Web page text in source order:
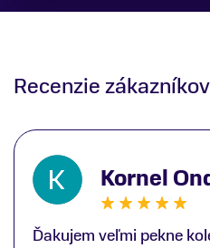
Recenzie zákazníkov
Kornel
Ďakujem veľmi pekne